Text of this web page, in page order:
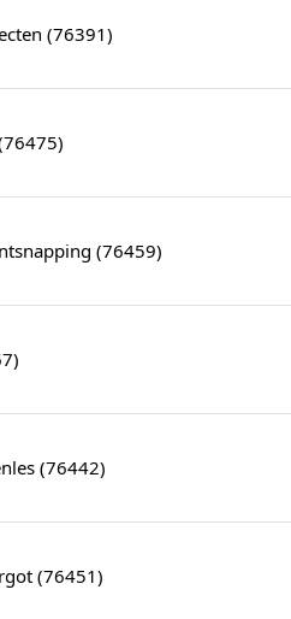
(76391)
(76459)
(76442)
(76451)